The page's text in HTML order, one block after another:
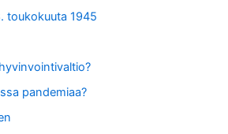
toukokuuta 1945
pandemiaa?